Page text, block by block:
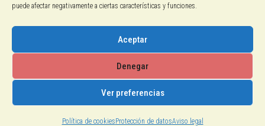
puede afectar negativamente a ciertas características y funciones.
Aceptar
Denegar
Ver preferencias
Política de cookiesProtección de datosAviso legal